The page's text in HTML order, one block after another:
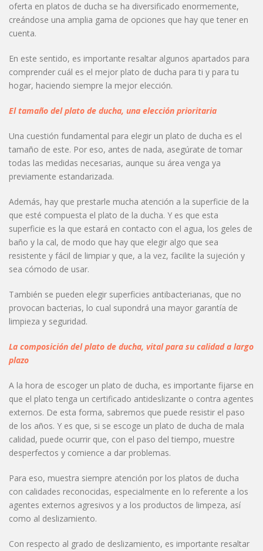
oferta en platos de ducha se ha diversificado enormemente,
creándose una amplia gama de opciones que hay que tener en
cuenta.
En este sentido, es importante resaltar algunos apartados para
comprender cuál es el mejor plato de ducha para ti y para tu
hogar, haciendo siempre la mejor elección.
El tamaño del plato de ducha, una elección prioritaria
Una cuestión fundamental para elegir un plato de ducha es el
tamaño de este. Por eso, antes de nada, asegúrate de tomar
todas las medidas necesarias, aunque su área venga ya
previamente estandarizada.
Además, hay que prestarle mucha atención a la superficie de la
que esté compuesta el plato de la ducha. Y es que esta
superficie es la que estará en contacto con el agua, los geles de
baño y la cal, de modo que hay que elegir algo que sea
resistente y fácil de limpiar y que, a la vez, facilite la sujeción y
sea cómodo de usar.
También se pueden elegir superficies antibacterianas, que no
provocan bacterias, lo cual supondrá una mayor garantía de
limpieza y seguridad.
La composición del plato de ducha, vital para su calidad a largo
plazo
A la hora de escoger un plato de ducha, es importante fijarse en
que el plato tenga un certificado antideslizante o contra agentes
externos. De esta forma, sabremos que puede resistir el paso
de los años. Y es que, si se escoge un plato de ducha de mala
calidad, puede ocurrir que, con el paso del tiempo, muestre
desperfectos y comience a dar problemas.
Para eso, muestra siempre atención por los platos de ducha
con calidades reconocidas, especialmente en lo referente a los
agentes externos agresivos y a los productos de limpeza, así
como al deslizamiento.
Con respecto al grado de deslizamiento, es importante resaltar